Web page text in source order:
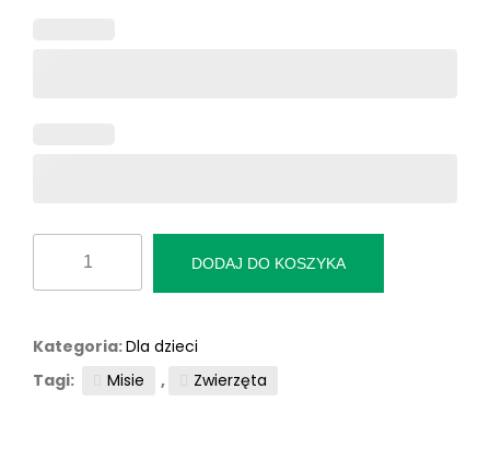
DODAJ DO KOSZYKA
Kategoria:Dla dzieci
Tagi:
Misie , Zwierzęta